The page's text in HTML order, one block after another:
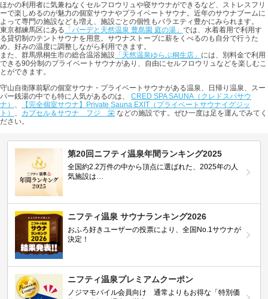
ほかの利用者に気兼ねなくセルフロウリュや寝サウナができるなど、ストレスフリ
ーで楽しめるのが魅力の個室サウナやプライベートサウナ。近年のサウナブームに
よって専門の施設なども増え、施設ごとの個性もバラエティ豊かにみられます。
東京都練馬区にある 「バーデと天然温泉 豊島園 庭の湯」 では、水着着用で利用す
る貸切制のテントサウナを用意。サウナストーブに薪をくべるのも自分で行うた
め、好みの温度に調整しながら利用できます。
また、群馬県桐生市の総合温浴施設 「天然温泉ゆらぶ桐生店」 には、別料金で利用
できる90分制のプライベートサウナがあり、自由にセルフロウリュなどを楽しむこ
とができます。
守山自衛隊前駅の個室サウナ・プライベートサウナがある温泉、日帰り温泉、スー
パー銭湯の中でも特に人気があるのは、 CRED SPA SAUNA（クレドスパサウ
ナ） 、
【完全個室サウナ】Private Sauna EXIT（プライベートサウナイグジッ
ト） 、 カプセル＆サウナ フジ 栄 などの施設です。ぜひ一度は足を運んでみてく
ださい。
第20回ニフティ温泉年間ランキング2025
全国約2.2万件の中から頂点に選ばれた、2025年の人
気施設は…
ニフティ温泉 サウナランキング2026
おふろ好きユーザーの投票により、全国No.1サウナが
決定！
ニフティ温泉プレミアムクーポン
ノジマモバイル会員向け 通常よりもお得な「特別価